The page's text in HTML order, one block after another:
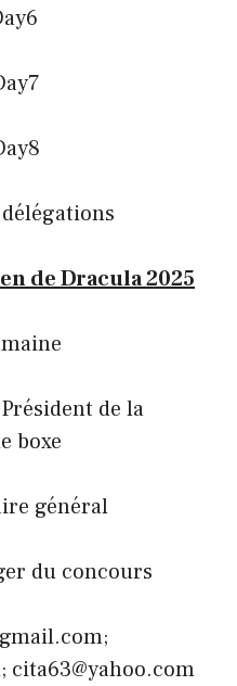
de Dracula 2025
de la
boxe
général
du concours
cita63@yahoo.com